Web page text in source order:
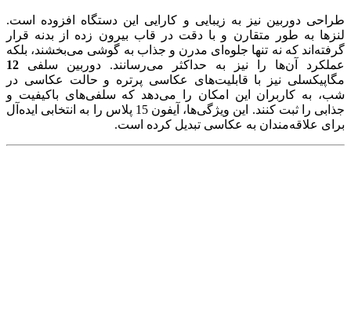
طراحی دوربین نیز به زیبایی و کارایی این دستگاه افزوده است.
لنزها به طور متقارن و با دقت در قاب بیرون زده از بدنه قرار
گرفته‌اند که نه تنها جلوه‌ای مدرن و جذاب به گوشی می‌بخشند، بلکه
عملکرد آن‌ها را نیز به حداکثر می‌رسانند. دوربین سلفی 12
مگاپیکسلی نیز با قابلیت‌های عکاسی پرتره و حالت عکاسی در
شب، به کاربران این امکان را می‌دهد که سلفی‌های باکیفیت و
جذابی را ثبت کنند. این ویژگی‌ها، آیفون 15 پلاس را به انتخابی ایده‌آل
برای علاقه‌مندان به عکاسی تبدیل کرده است.